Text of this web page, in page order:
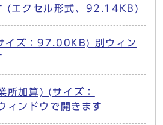
(エクセル形式、92.14KB)
イズ：97.00KB) 別ウィン
所加算) (サイズ：
ンドウで開きます